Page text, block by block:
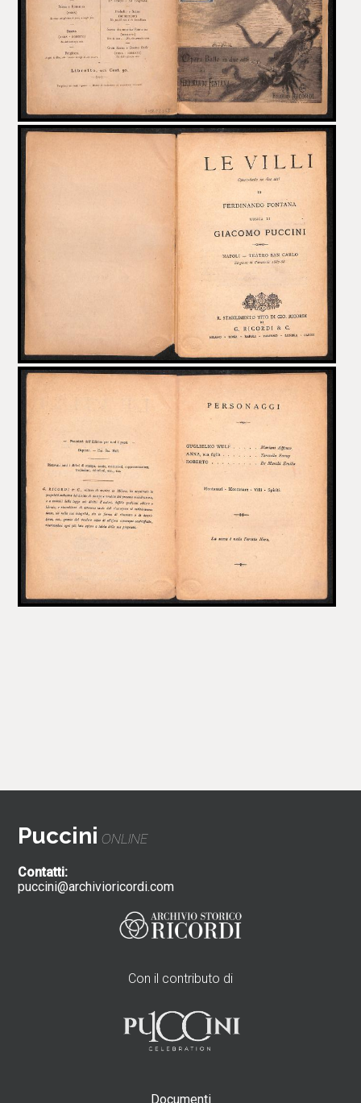
Puccini ONLINE
Contatti:
puccini@archivioricordi.com
Con il contributo di
Documenti